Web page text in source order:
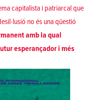
capitalista i patriarcal que
no és una qüestió
amb la qual
esperançador i més